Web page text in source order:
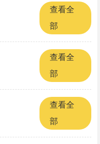
查看全
部
查看全
部
查看全
部